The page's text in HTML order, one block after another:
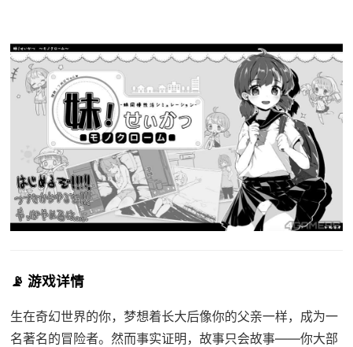
📡 游戏详情
生在奇幻世界的你，梦想着长大后像你的父亲一样，成为一
名著名的冒险者。然而事实证明，故事只会故事——你大部